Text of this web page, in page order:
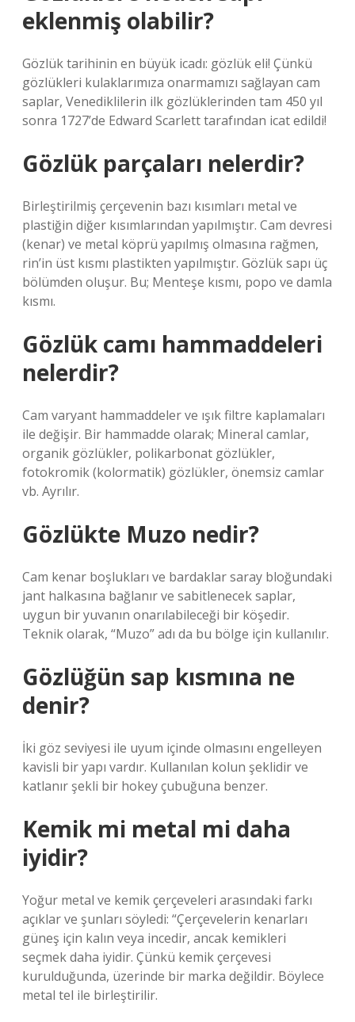
eklenmiş olabilir?
Gözlük tarihinin en büyük icadı: gözlük eli! Çünkü
gözlükleri kulaklarımıza onarmamızı sağlayan cam
saplar, Venediklilerin ilk gözlüklerinden tam 450 yıl
sonra 1727’de Edward Scarlett tarafından icat edildi!
Gözlük parçaları nelerdir?
Birleştirilmiş çerçevenin bazı kısımları metal ve
plastiğin diğer kısımlarından yapılmıştır. Cam devresi
(kenar) ve metal köprü yapılmış olmasına rağmen,
rin’in üst kısmı plastikten yapılmıştır. Gözlük sapı üç
bölümden oluşur. Bu; Menteşe kısmı, popo ve damla
kısmı.
Gözlük camı hammaddeleri
nelerdir?
Cam varyant hammaddeler ve ışık filtre kaplamaları
ile değişir. Bir hammadde olarak; Mineral camlar,
organik gözlükler, polikarbonat gözlükler,
fotokromik (kolormatik) gözlükler, önemsiz camlar
vb. Ayrılır.
Gözlükte Muzo nedir?
Cam kenar boşlukları ve bardaklar saray bloğundaki
jant halkasına bağlanır ve sabitlenecek saplar,
uygun bir yuvanın onarılabileceği bir köşedir.
Teknik olarak, “Muzo” adı da bu bölge için kullanılır.
Gözlüğün sap kısmına ne
denir?
İki göz seviyesi ile uyum içinde olmasını engelleyen
kavisli bir yapı vardır. Kullanılan kolun şeklidir ve
katlanır şekli bir hokey çubuğuna benzer.
Kemik mi metal mi daha
iyidir?
Yoğur metal ve kemik çerçeveleri arasındaki farkı
açıklar ve şunları söyledi: “Çerçevelerin kenarları
güneş için kalın veya incedir, ancak kemikleri
seçmek daha iyidir. Çünkü kemik çerçevesi
kurulduğunda, üzerinde bir marka değildir. Böylece
metal tel ile birleştirilir.